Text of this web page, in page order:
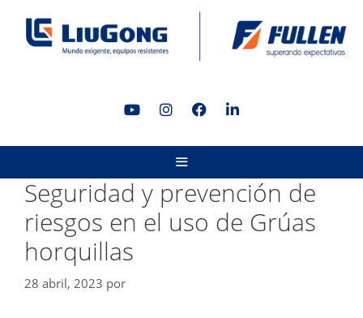
contenido
Seguridad y prevención de
riesgos en el uso de Grúas
horquillas
28 abril, 2023 por